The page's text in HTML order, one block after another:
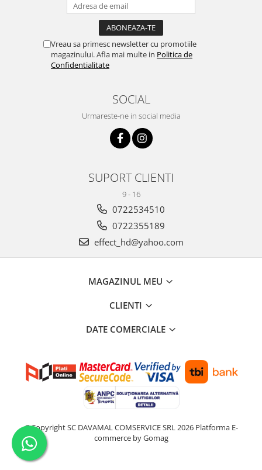
Vreau sa primesc newsletter cu promotiile
magazinului. Afla mai multe in Politica de
Confidentialitate
SOCIAL
Urmareste-ne in social media
SUPORT CLIENTI
9 - 16
0722534510
0722355189
effect_hd@yahoo.com
MAGAZINUL MEU
CLIENTI
DATE COMERCIALE
©Copyright SC DAVAMAL COMSERVICE SRL 2026 Platforma E-
commerce by Gomag